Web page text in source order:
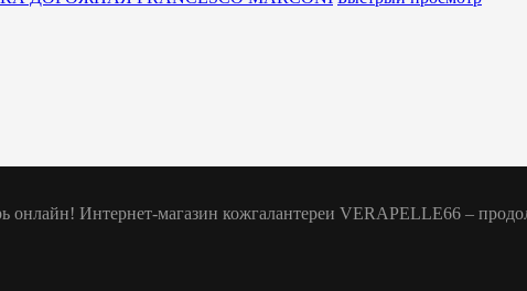
онлайн! Интернет-магазин кожгалантереи VERAPELLE66 –